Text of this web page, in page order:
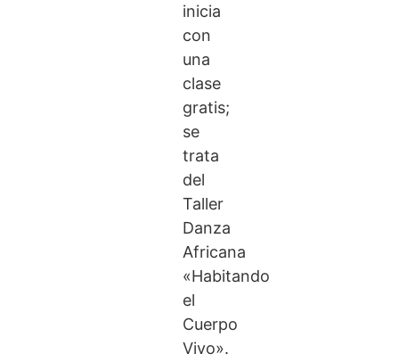
inicia
con
una
clase
gratis;
se
trata
del
Taller
Danza
Africana
«Habitando
el
Cuerpo
Vivo».